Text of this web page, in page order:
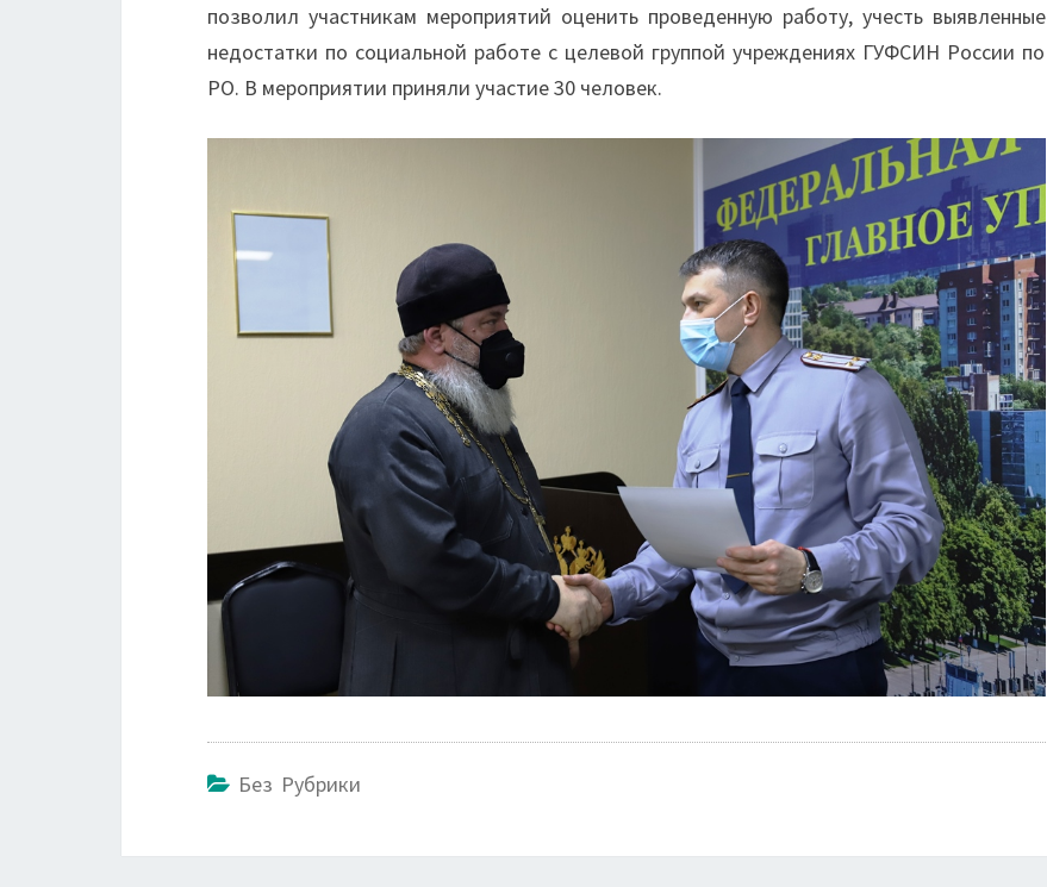
позволил участникам мероприятий оценить проведенную работу, учесть выявленные
недостатки по социальной работе с целевой группой учреждениях ГУФСИН России по
РО. В мероприятии приняли участие 30 человек.
Без Рубрики